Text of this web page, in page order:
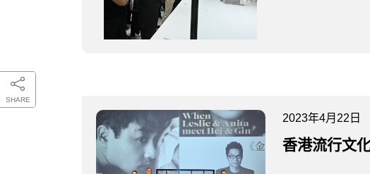
SHARE
2023年4月22日
香港流行文